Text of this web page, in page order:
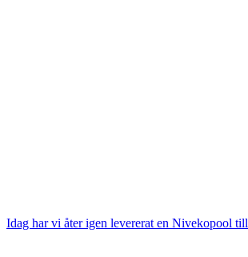
Idag har vi åter igen levererat en Nivekopool till